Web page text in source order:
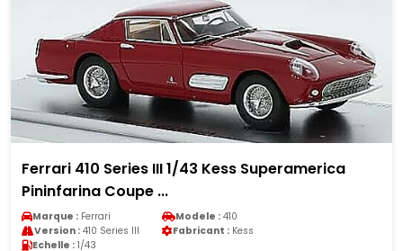
Mercedes Citaro Base 1/87 Rietze
Lampertheim 1:87
Marque :Mercedes
Version :Citaro Base